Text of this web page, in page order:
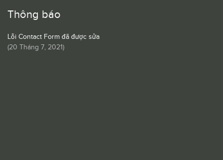
Thông báo
Lỗi Contact Form đã được sửa
(20 Tháng 7, 2021)